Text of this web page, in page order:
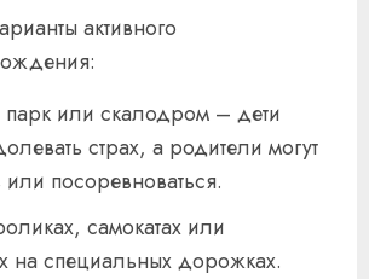
активного
или скалодром – дети
страх, а родители могут
посоревноваться.
самокатах или
на специальных дорожках.